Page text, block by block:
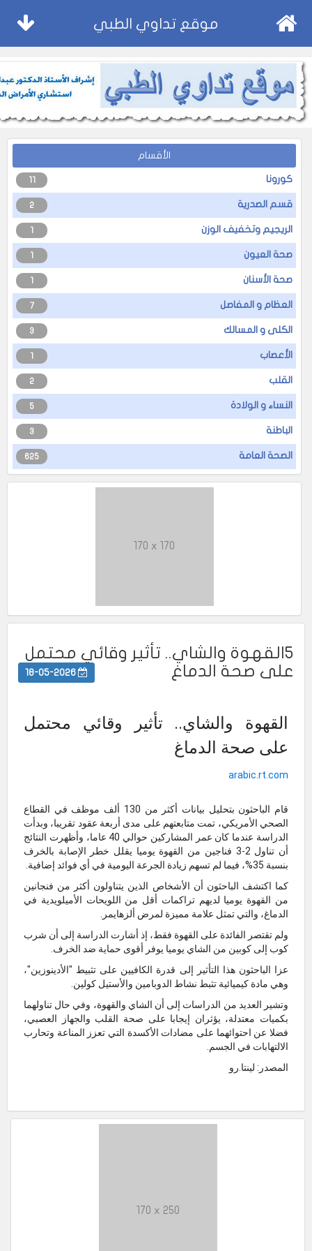
موقع تداوي الطبي
الأقسام
كورونا 11
قسم الصدرية 2
الريجيم وتخفيف الوزن 1
صحة العيون 1
صحة الأسنان 1
العظام و المفاصل 7
الكلى و المسالك 3
الأعصاب 1
القلب 2
النساء و الولادة 5
الباطنة 3
الصحة العامة 625
170 x 170
٥القهوة والشاي.. تأثير وقائي محتمل
على صحة الدماغ
القهوة والشاي.. تأثير وقائي محتمل
على صحة الدماغ
arabic.rt.com
قام الباحثون بتحليل بيانات أكثر من 130 ألف موظف في القطاع
الصحي الأمريكي، تمت متابعتهم على مدى أربعة عقود تقريبا، وبدأت
الدراسة عندما كان عمر المشاركين حوالي 40 عاما، وأظهرت النتائج
أن تناول 2-3 فناجين من القهوة يوميا يقلل خطر الإصابة بالخرف
بنسبة 35%، فيما لم تسهم زيادة الجرعة اليومية في أي فوائد إضافية.
كما اكتشف الباحثون أن الأشخاص الذين يتناولون أكثر من فنجانين
من القهوة يوميا لديهم تراكمات أقل من اللويحات الأميلويدية في
الدماغ، والتي تمثل علامة مميزة لمرض ألزهايمر.
ولم تقتصر الفائدة على القهوة فقط، إذ أشارت الدراسة إلى أن شرب
كوب إلى كوبين من الشاي يوميا يوفر أقوى حماية ضد الخرف.
عزا الباحثون هذا التأثير إلى قدرة الكافيين على تثبيط "الأدينوزين"،
وهي مادة كيميائية تثبط نشاط الدوبامين والأستيل كولين.
وتشير العديد من الدراسات إلى أن الشاي والقهوة، وفي حال تناولهما
بكميات معتدلة، يؤثران إيجابا على صحة القلب والجهاز العصبي،
فضلا عن احتوائهما على مضادات الأكسدة التي تعزز المناعة وتحارب
الالتهابات في الجسم.
المصدر: لينتا.رو
170 x 250